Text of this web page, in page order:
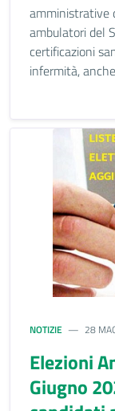
amministrative
ambulatori del
certificazioni
infermità,
NOTIZIE 28
Elezioni
Giugno